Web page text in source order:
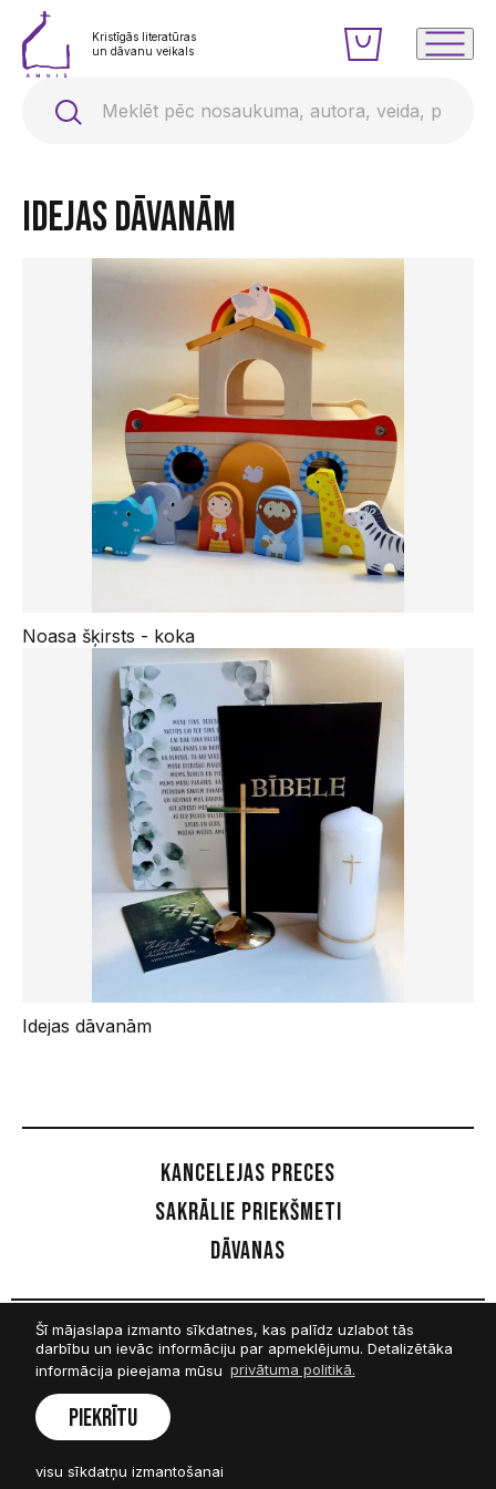
Šī mājaslapa izmanto sīkdatnes, kas palīdz uzlabot tās
darbību un ievāc informāciju par apmeklējumu. Detalizētāka
informācija pieejama mūsu privātuma politikā.
Piekrītu
visu sīkdatņu izmantošanai
Kristīgās literatūras
un dāvanu veikals
Idejas dāvanām
Noasa šķirsts - koka
Idejas dāvanām
Kancelejas preces
Sakrālie priekšmeti
Dāvanas
Sekot mums